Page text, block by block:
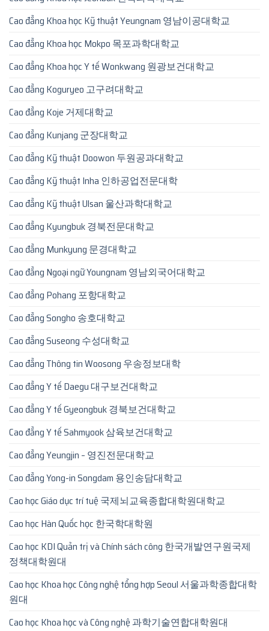
Cao đẳng Khoa học Kỹ thuật Yeungnam 영남이공대학교
Cao đẳng Khoa học Mokpo 목포과학대학교
Cao đẳng Khoa học Y tế Wonkwang 원광보건대학교
Cao đẳng Koguryeo 고구려대학교
Cao đẳng Koje 거제대학교
Cao đẳng Kunjang 군장대학교
Cao đẳng Kỹ thuật Doowon 두원공과대학교
Cao đẳng Kỹ thuật Inha 인하공업전문대학
Cao đẳng Kỹ thuật Ulsan 울산과학대학교
Cao đẳng Kyungbuk 경북전문대학교
Cao đẳng Munkyung 문경대학교
Cao đẳng Ngoại ngữ Youngnam 영남외국어대학교
Cao đẳng Pohang 포항대학교
Cao đẳng Songho 송호대학교
Cao đẳng Suseong 수성대학교
Cao đẳng Thông tin Woosong 우송정보대학
Cao đẳng Y tế Daegu 대구보건대학교
Cao đẳng Y tế Gyeongbuk 경북보건대학교
Cao đẳng Y tế Sahmyook 삼육보건대학교
Cao đẳng Yeungjin – 영진전문대학교
Cao đẳng Yong-in Songdam 용인송담대학교
Cao học Giáo dục trí tuệ 국제뇌교육종합대학원대학교
Cao học Hàn Quốc học 한국학대학원
Cao học KDI Quản trị và Chính sách công 한국개발연구원국제
정책대학원대
Cao học Khoa học Công nghệ tổng hợp Seoul 서울과학종합대학
원대
Cao học Khoa học và Công nghệ 과학기술연합대학원대